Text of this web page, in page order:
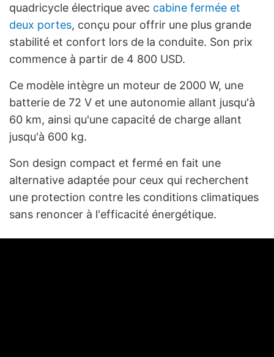
quadricycle électrique avec cabine fermée et
deux portes, conçu pour offrir une plus grande
stabilité et confort lors de la conduite. Son prix
commence à partir de 4 800 USD.
Ce modèle intègre un moteur de 2000 W, une
batterie de 72 V et une autonomie allant jusqu'à
60 km, ainsi qu'une capacité de charge allant
jusqu'à 600 kg.
Son design compact et fermé en fait une
alternative adaptée pour ceux qui recherchent
une protection contre les conditions climatiques
sans renoncer à l'efficacité énergétique.